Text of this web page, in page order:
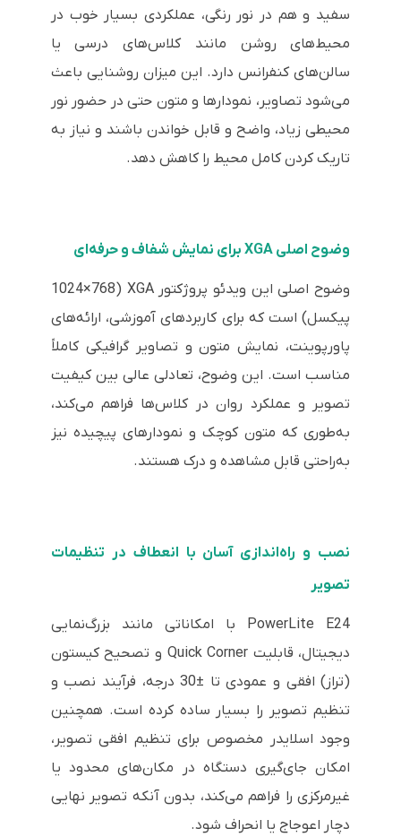
سفید و هم در نور رنگی، عملکردی بسیار خوب در
محیط‌های روشن مانند کلاس‌های درسی یا
سالن‌های کنفرانس دارد. این میزان روشنایی باعث
می‌شود تصاویر، نمودارها و متون حتی در حضور نور
محیطی زیاد، واضح و قابل خواندن باشند و نیاز به
تاریک کردن کامل محیط را کاهش دهد.
وضوح اصلی XGA برای نمایش شفاف و حرفه‌ای
وضوح اصلی این ویدئو پروژکتور XGA (1024×768
پیکسل) است که برای کاربردهای آموزشی، ارائه‌های
پاورپوینت، نمایش متون و تصاویر گرافیکی کاملاً
مناسب است. این وضوح، تعادلی عالی بین کیفیت
تصویر و عملکرد روان در کلاس‌ها فراهم می‌کند،
به‌طوری که متون کوچک و نمودارهای پیچیده نیز
به‌راحتی قابل مشاهده و درک هستند.
نصب و راه‌اندازی آسان با انعطاف در تنظیمات
تصویر
PowerLite E24 با امکاناتی مانند بزرگ‌نمایی
دیجیتال، قابلیت Quick Corner و تصحیح کیستون
(تراز) افقی و عمودی تا ±30 درجه، فرآیند نصب و
تنظیم تصویر را بسیار ساده کرده است. همچنین
وجود اسلایدر مخصوص برای تنظیم افقی تصویر،
امکان جای‌گیری دستگاه در مکان‌های محدود یا
غیرمرکزی را فراهم می‌کند، بدون آنکه تصویر نهایی
دچار اعوجاج یا انحراف شود.